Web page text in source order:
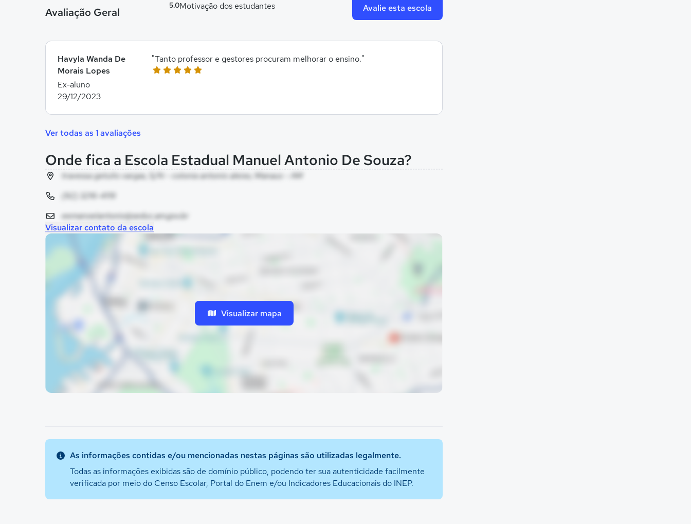
Avaliação Geral
5.0Motivação dos estudantes Avalie esta escola
Havyla Wanda De
Morais Lopes
Ex-aluno
29/12/2023
"Tanto professor e gestores procuram melhorar o ensino."
Ver todas as 1 avaliações
Onde fica a Escola Estadual Manuel Antonio De Souza?
travessa getulio vargas, S/N - colonia antonio aleixo, Manaus - AM
(92) 3216-4119
eemanoelantonio@seduc.am.gov.br
Visualizar contato da escola
Visualizar mapa
As informações contidas e/ou mencionadas nestas páginas são utilizadas legalmente.
Todas as informações exibidas são de domínio público, podendo ter sua autenticidade facilmente
verificada por meio do Censo Escolar, Portal do Enem e/ou Indicadores Educacionais do INEP.